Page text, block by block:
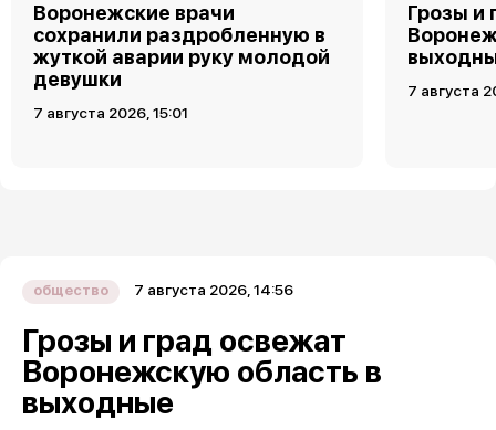
Воронежские врачи
сохранили раздробленную в
жуткой аварии руку молодой
девушки
7 августа 2026, 15:01
Грозы и
7 августа
общество 7 августа 2026, 14:56
Грозы и град освежат
Воронежскую область в
выходные